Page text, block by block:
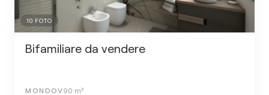
10 FOTO
Bifamiliare da vendere
MONDOV90 m²